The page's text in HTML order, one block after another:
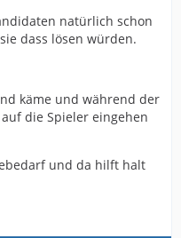
natürlich schon
dass lösen würden.
käme und während der
die Spieler eingehen
und da hilft halt